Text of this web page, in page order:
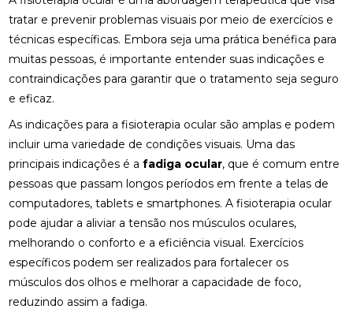
tratar e prevenir problemas visuais por meio de exercícios e
técnicas específicas. Embora seja uma prática benéfica para
muitas pessoas, é importante entender suas indicações e
contraindicações para garantir que o tratamento seja seguro
e eficaz.
As indicações para a fisioterapia ocular são amplas e podem
incluir uma variedade de condições visuais. Uma das
principais indicações é afadiga ocular, que é comum entre
pessoas que passam longos períodos em frente a telas de
computadores, tablets e smartphones. A fisioterapia ocular
pode ajudar a aliviar a tensão nos músculos oculares,
melhorando o conforto e a eficiência visual. Exercícios
específicos podem ser realizados para fortalecer os
músculos dos olhos e melhorar a capacidade de foco,
reduzindo assim a fadiga.
DESCUBRA OS BENEFÍCIOS DA QUIROPRAXIA NA
FISIOTERAPIA
DESCUBRA OS BENEFÍCIOS DE UMA CLÍNICA DE
OSTEOPATIA PARA SUA SAÚDE
DICAS PARA ESCOLHER A MELHOR PALMILHA PARA
JOANETE
EM QUAIS CASOS A FISIOTERAPIA É
RECOMENDADA?
ENCONTRE A CLÍNICA DE QUIROPRAXIA PERTO DE
VOCÊ
ENCONTRE A MELHOR CLÍNICA DE QUIROPRAXIA
PERTO DE VOCÊ